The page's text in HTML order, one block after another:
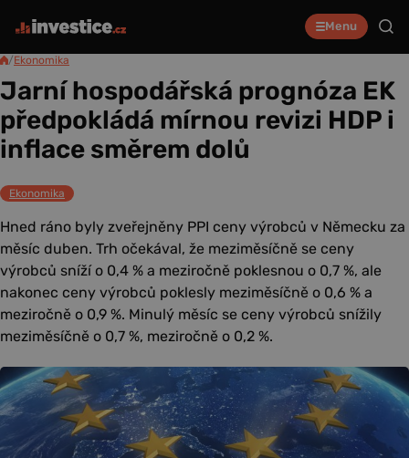
Menu
/Ekonomika
Jarní hospodářská prognóza EK
předpokládá mírnou revizi HDP i
inflace směrem dolů
Ekonomika
Hned ráno byly zveřejněny PPI ceny výrobců v Německu za
měsíc duben. Trh očekával, že meziměsíčně se ceny
výrobců sníží o 0,4 % a meziročně poklesnou o 0,7 %, ale
nakonec ceny výrobců poklesly meziměsíčně o 0,6 % a
meziročně o 0,9 %. Minulý měsíc se ceny výrobců snížily
meziměsíčně o 0,7 %, meziročně o 0,2 %.